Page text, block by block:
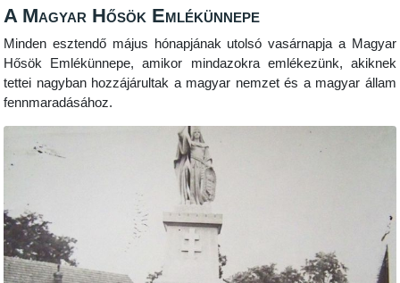
A Magyar Hősök Emlékünnepe
Minden esztendő május hónapjának utolsó vasárnapja a Magyar
Hősök Emlékünnepe, amikor mindazokra emlékezünk, akiknek
tettei nagyban hozzájárultak a magyar nemzet és a magyar állam
fennmaradásához.